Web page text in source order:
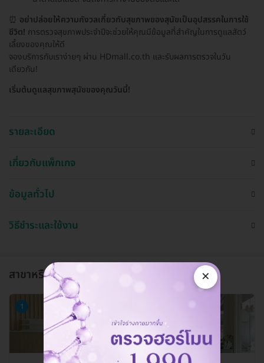
⏰ อย่าปล่อยให้ความกังวลเกี่ยวกับสุขภาพของสุนัขเป็นอุปสรรคในการใช้
ชีวิต! การตรวจสุขภาพประจำปีจะช่วยให้คุณมีข้อมูลที่สำคัญในการดูแลสัตว์
เลี้ยงของคุณให้ดี
จองบริการกับเราง่ายๆ ผ่าน HDmall.co.th และรับผลการตรวจในวัน
เดียวกัน!
เริ่มต้นดูแลสุขภาพสุนัขของคุณวันนี้!
รายละเอียด
เกี่ยวกับแพ็กเกจ
ข้อมูลทั่วไป
วิธีชำระและใช้งาน
สาขาหรือแผนกที่ให้บริการ
1
×